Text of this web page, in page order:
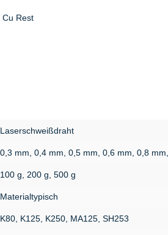
Cu Rest
Laserschweißdraht
0,3 mm, 0,4 mm, 0,5 mm, 0,6 mm, 0,8
100 g, 200 g, 500 g
Materialtypisch
K80, K125, K250, MA125, SH253